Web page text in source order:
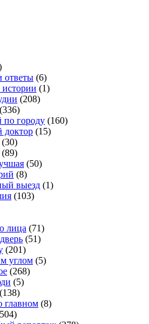
ответы (6)
истории (1)
(208)
(336)
городу (160)
(15)
(30)
(89)
(50)
(8)
выезд (1)
(103)
лица (71)
(51)
(201)
углом (5)
(268)
(5)
(138)
главном (8)